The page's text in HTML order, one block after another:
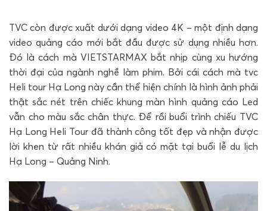
TVC còn được xuất dưới dạng video 4K – một định dạng
video quảng cáo mới bắt đầu được sử dụng nhiều hơn.
Đó là cách mà VIETSTARMAX bắt nhịp cùng xu hướng
thời đại của ngành nghề làm phim. Bởi cái cách mà tvc
Heli tour Hạ Long này cần thể hiện chính là hình ảnh phải
thật sắc nét trên chiếc khung màn hình quảng cáo Led
vẫn cho màu sắc chân thực. Để rồi buổi trình chiếu TVC
Hạ Long Heli Tour đã thành công tốt đẹp và nhận được
lời khen từ rất nhiều khán giả có mặt tại buổi lễ du lịch
Hạ Long – Quảng Ninh.